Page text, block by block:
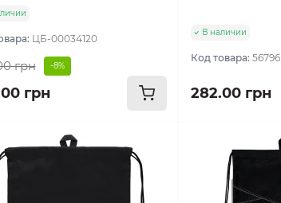
ЦБ-00034120
грн -8%
грн
В наличии
Код товара:56796
282.00 грн